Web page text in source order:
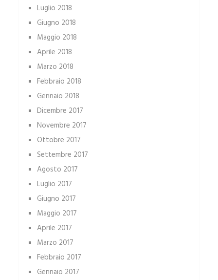
Luglio 2018
Giugno 2018
Maggio 2018
Aprile 2018
Marzo 2018
Febbraio 2018
Gennaio 2018
Dicembre 2017
Novembre 2017
Ottobre 2017
Settembre 2017
Agosto 2017
Luglio 2017
Giugno 2017
Maggio 2017
Aprile 2017
Marzo 2017
Febbraio 2017
Gennaio 2017